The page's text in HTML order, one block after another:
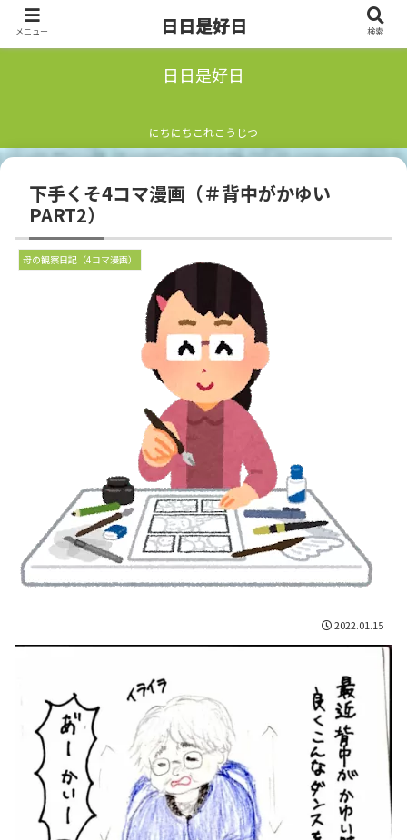
日日是好日
にちにちこれこうじつ
下手くそ4コマ漫画（＃背中がかゆい
PART2）
母の観察日記（4コマ漫画）
2022.01.15
メニュー 日日是好日 検索